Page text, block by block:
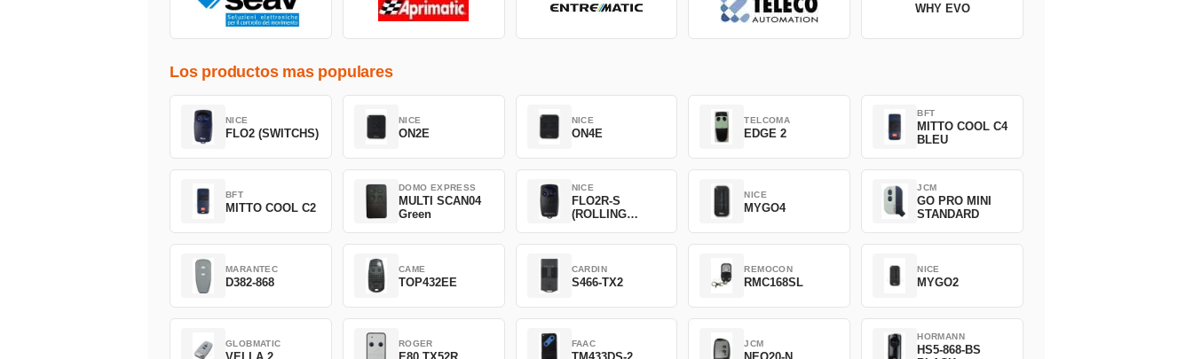
WHY EVO
Los productos mas populares
NICE
FLO2 (SWITCHS)
NICE
ON2E
NICE
ON4E
TELCOMA
EDGE 2
BFT
MITTO COOL C4
BLEU
BFT
MITTO COOL C2
DOMO EXPRESS
MULTI SCAN04
Green
NICE
FLO2R-S
(ROLLING
NICE
MYGO4
JCM
GO PRO MINI
STANDARD
MARANTEC
D382-868
CAME
TOP432EE
CARDIN
S466-TX2
REMOCON
RMC168SL
NICE
MYGO2
GLOBMATIC ROGER FAAC JCM
HORMANN
HS5-868-BS